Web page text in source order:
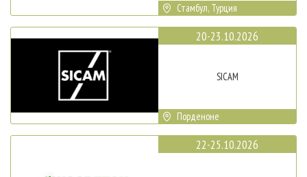
Стамбул, Турция
20-23.10.2026
SICAM
Порденоне
22-25.10.2026